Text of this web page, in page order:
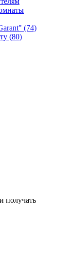
(74)
(80)
получать